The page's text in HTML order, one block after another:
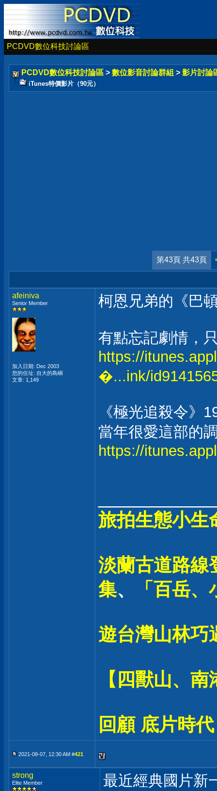
PCDVD數位科技討論區
PCDVD數位科技討論區 > 數位影音討論群組 > 影片討論
iTunes特價影片（90元）
第43頁 共43頁
afeiniva
Senior Member
加入日期: Dec 2003
您的住址: 自大的島嶼
文章: 1,149
柯恩兄弟的《巴
有點忘記劇情，
https://
�...ink/
《極光追殺令》
當年很愛這部的
https://
旅拍生態小生
淡蘭古道路線
集、 「百岳
遊台灣山林巧
【四獸山、
回顧 底片時
2021-08-07, 12:30 AM #421
strong
Elite Member 最近經典國片新